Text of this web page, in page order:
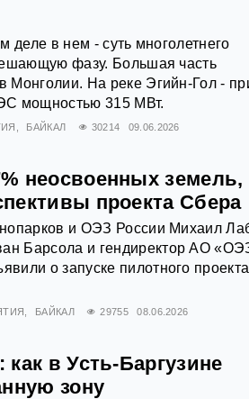
деле в нем - суть многолетнего
фазу. Большая часть
Монголии. На реке Эгийн-Гол -
мощностью 315 МВт.
БАЙКАЛ 30214 09.06.2026
неосвоенных земель,
проекта Сбера
и ОЭЗ России Михаил
Барсола и гендиректор АО
о запуске пилотного проекта
БАЙКАЛ 29755 08.06.2026
в Усть-Баргузине
зону